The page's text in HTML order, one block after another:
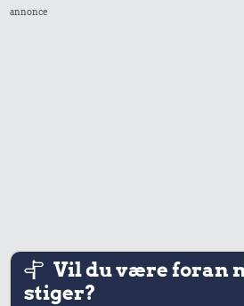
annonce
Vil du være foran
stiger?